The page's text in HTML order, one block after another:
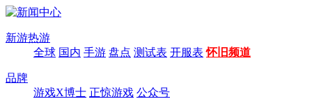
新游热游
全球 国内 手游 盘点 测试表 开服表 怀旧频道
品牌
游戏X博士 正惊游戏 公众号